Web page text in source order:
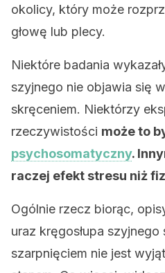
okolicy, który może
głowę lub plecy.
Niektóre badania
szyjnego nie objawia się
skręceniem. Niektórzy
rzeczywistości może to
psychosomatyczny.
raczej efekt stresu niż
Ogólnie rzecz biorąc,
uraz kręgosłupa
szarpnięciem nie jest